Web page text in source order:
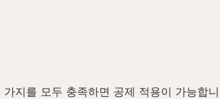
지를 모두 충족하면 공제 적용이 가능합